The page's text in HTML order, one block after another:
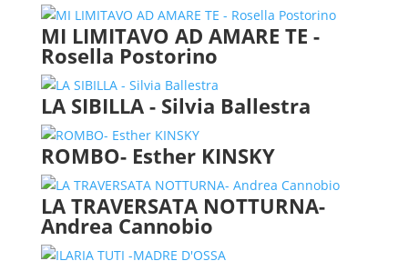
MI LIMITAVO AD AMARE TE -
Rosella Postorino
LA SIBILLA - Silvia Ballestra
ROMBO- Esther KINSKY
LA TRAVERSATA NOTTURNA-
Andrea Cannobio